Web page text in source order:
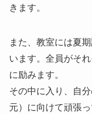
きます。
また、教室には夏
います。全員がそ
に励みます。
その中に入り、自
元）に向けて頑張